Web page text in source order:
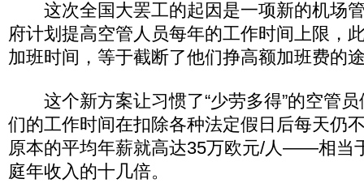
这次全国大罢工的起因是一项新的机场
府计划提高空管人员每年的工作时间上限，
加班时间，等于截断了他们挣高额加班费的
这个新方案让习惯了“少劳多得”的空管员
们的工作时间在扣除各种法定假日后每天仍
原本的平均年薪就高达35万欧元/人——相当
庭年收入的十几倍。